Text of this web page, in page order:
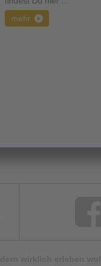
mehr